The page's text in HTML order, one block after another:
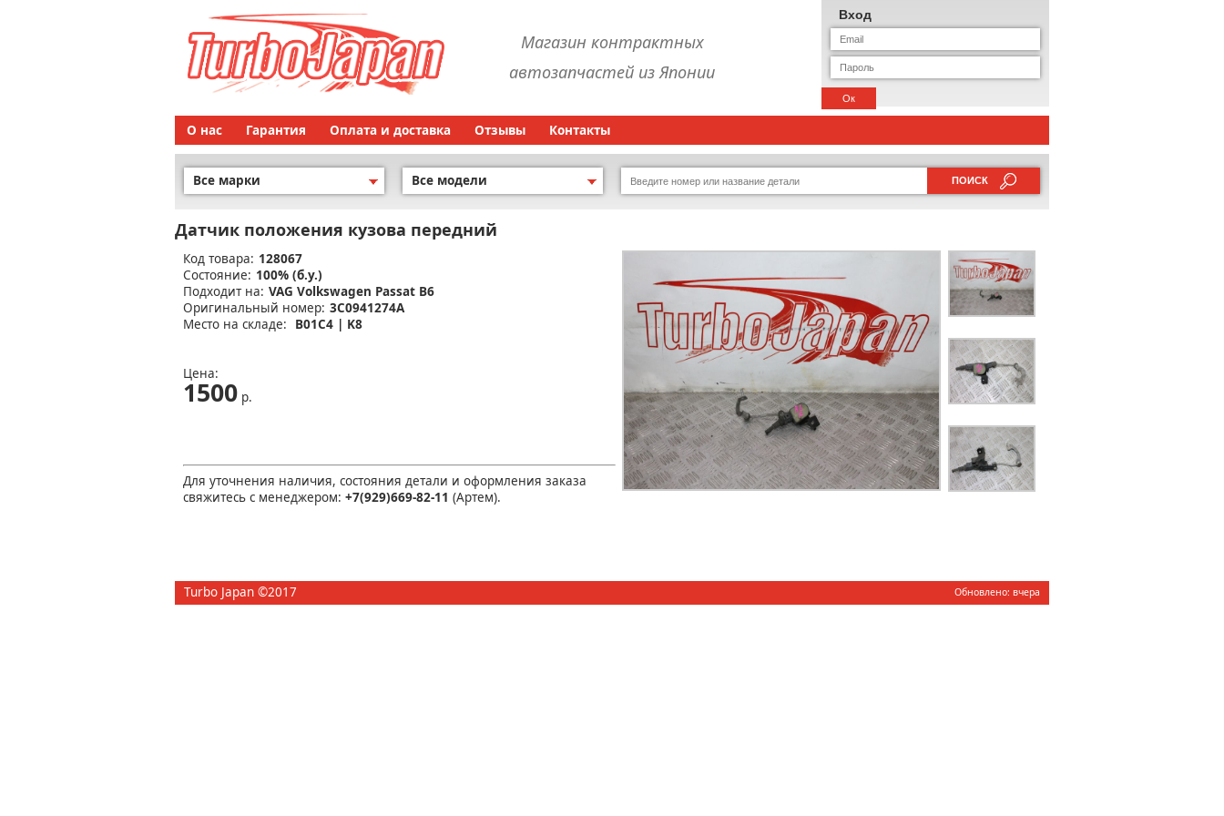
Магазин контрактных
автозапчастей из Японии
Вход
Ок
О нас Гарантия Оплата и доставка Отзывы Контакты
Все марки Все модели ПОИСК
Датчик положения кузова передний
Код товара: 128067
Состояние: 100% (б.у.)
Подходит на: VAG Volkswagen Passat B6
Оригинальный номер: 3C0941274A
Место на складе:
B01C4 | K8
Цена:
1500 р.
Для уточнения наличия, состояния детали и оформления заказа
свяжитесь с менеджером: +7(929)669-82-11 (Артем).
Turbo Japan ©2017 Обновлено: вчера